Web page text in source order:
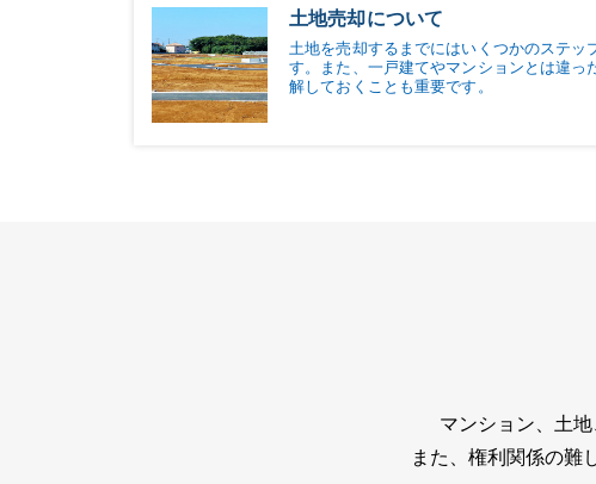
土地売却について
土地を売却するまでにはいくつかのステッ
す。また、一戸建てやマンションとは違っ
解しておくことも重要です。
マンション、土
また、権利関係の難